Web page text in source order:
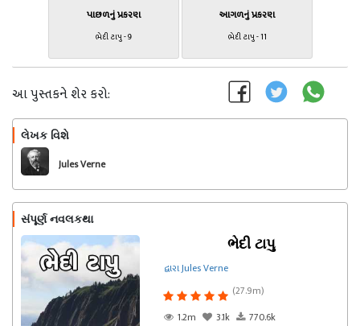
પાછળનું પ્રકરણ
ભેદી ટાપુ - 9
આગળનું પ્રકરણ
ભેદી ટાપુ - 11
આ પુસ્તકને શેર કરો:
લેખક વિશે
Jules Verne
સંપૂર્ણ નવલકથા
ભેદી ટાપુ
દ્વારા Jules Verne
(27.9m)
1.2m
3.1k 770.6k